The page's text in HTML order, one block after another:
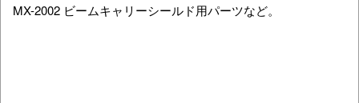
MX-2002 ビームキャリーシールド用パーツなど。